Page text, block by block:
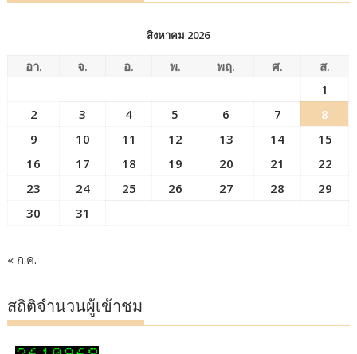
สิงหาคม 2026
อา. จ. อ. พ. พฤ. ศ.
ส.
1
2
3 4 5 6 7
8
9
10 11 12 13 14
15
16
17 18 19 20 21
22
23
24 25 26 27 28
29
30
31
« ก.ค.
สถิติจำนวนผู้เข้าชม